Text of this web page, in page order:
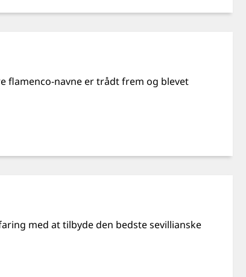
flamenco-navne er trådt frem og blevet
med at tilbyde den bedste sevillianske